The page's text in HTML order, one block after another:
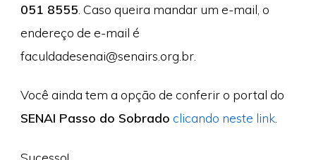
051 8555 . Caso queira mandar um e-mail, o
endereço de e-mail é
faculdadesenai@senairs.org.br.
Você ainda tem a opção de conferir o portal do
SENAI Passo do Sobrado clicando neste link.